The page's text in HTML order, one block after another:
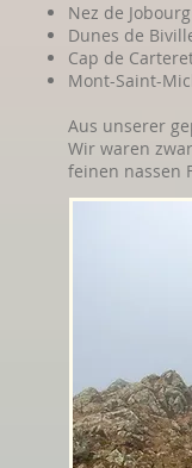
Nez de Jobourg
Dunes de
Cap de
Mont-Saint-
Aus unserer
Wir waren
feinen nassen